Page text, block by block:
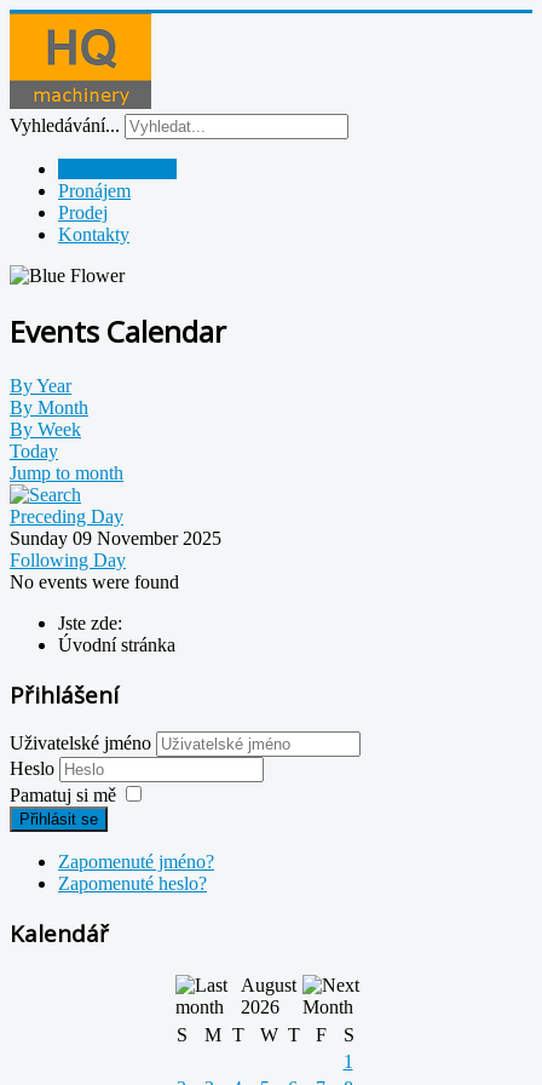
Vyhledávání...
Pronájem
Prodej
Kontakty
Events Calendar
By Year
By Month
By Week
Today
Jump to month
Preceding Day
Sunday 09 November 2025
Following Day
No events were found
Jste zde:
Úvodní stránka
Přihlášení
Uživatelské jméno
Heslo
Pamatuj si mě
Přihlásit se
Zapomenuté jméno?
Zapomenuté heslo?
Kalendář
August
2026
S
M T W T F
S
1